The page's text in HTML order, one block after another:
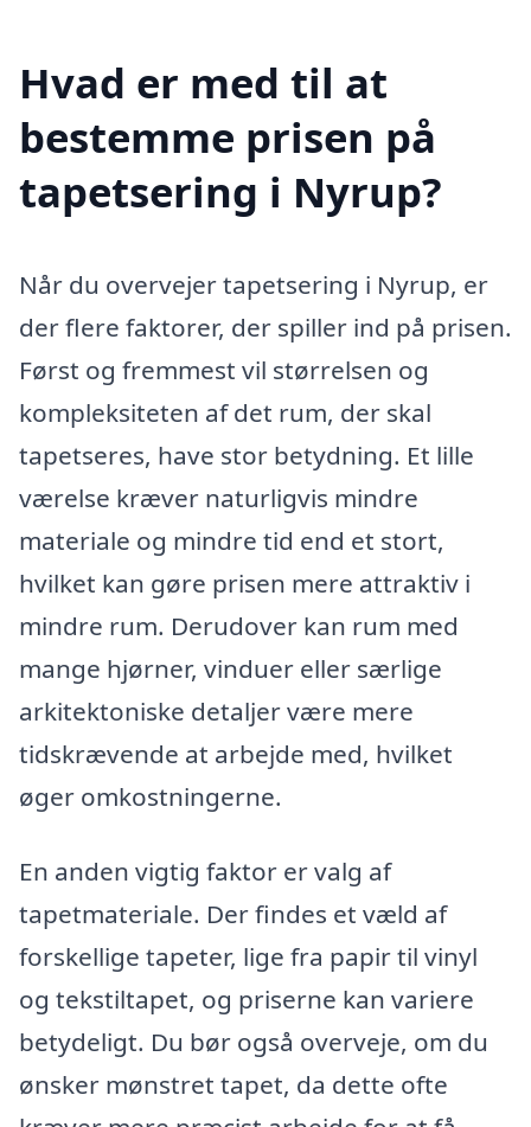
Hvad er med til at
bestemme prisen på
tapetsering i Nyrup?
Når du overvejer tapetsering i Nyrup, er
der flere faktorer, der spiller ind på prisen.
Først og fremmest vil størrelsen og
kompleksiteten af det rum, der skal
tapetseres, have stor betydning. Et lille
værelse kræver naturligvis mindre
materiale og mindre tid end et stort,
hvilket kan gøre prisen mere attraktiv i
mindre rum. Derudover kan rum med
mange hjørner, vinduer eller særlige
arkitektoniske detaljer være mere
tidskrævende at arbejde med, hvilket
øger omkostningerne.
En anden vigtig faktor er valg af
tapetmateriale. Der findes et væld af
forskellige tapeter, lige fra papir til vinyl
og tekstiltapet, og priserne kan variere
betydeligt. Du bør også overveje, om du
ønsker mønstret tapet, da dette ofte